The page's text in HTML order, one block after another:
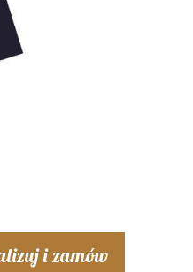
i zamów